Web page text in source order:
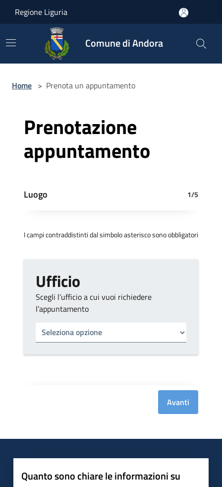
Regione Liguria
Comune di Andora
Home > Prenota un appuntamento
Prenotazione
appuntamento
Luogo 1/5
I campi contraddistinti dal simbolo asterisco sono obbligatori
Ufficio
Scegli l’ufficio a cui vuoi richiedere
l’appuntamento
Tipo di ufficio
Avanti
Quanto sono chiare le informazioni su